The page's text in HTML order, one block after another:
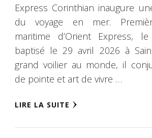
Express Corinthian inaugure
du voyage en mer.
maritime d’Orient Express,
baptisé le 29 avril 2026 à
grand voilier au monde, il
de pointe et art de vivre …
LIRE LA SUITE